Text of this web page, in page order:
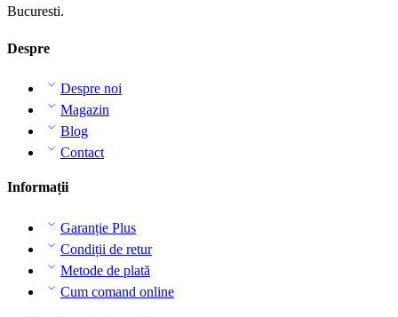
Bucuresti.
Despre
Despre noi
Magazin
Blog
Contact
Informații
Garanție Plus
Condiții de retur
Metode de plată
Cum comand online